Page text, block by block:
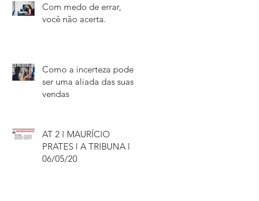
Com medo de errar,
você não acerta.
Como a incerteza pode
ser uma aliada das suas
vendas
AT 2 l MAURÍCIO
PRATES l A TRIBUNA l
06/05/20